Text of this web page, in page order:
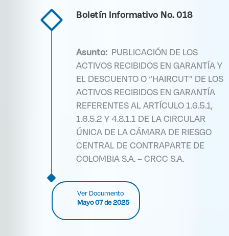
Boletín Informativo No. 018
Asunto: PUBLICACIÓN DE LOS
ACTIVOS RECIBIDOS EN GARANTÍA Y
EL DESCUENTO O “HAIRCUT” DE LOS
ACTIVOS RECIBIDOS EN GARANTÍA
REFERENTES AL ARTÍCULO 1.6.5.1,
1.6.5.2 Y 4.8.1.1 DE LA CIRCULAR
ÚNICA DE LA CÁMARA DE RIESGO
CENTRAL DE CONTRAPARTE DE
COLOMBIA S.A. – CRCC S.A.
Ver Documento
Mayo 07 de 2025